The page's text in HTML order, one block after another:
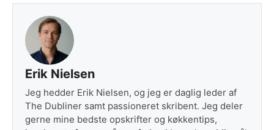
Erik Nielsen
Jeg hedder Erik Nielsen, og jeg er daglig leder af
The Dubliner samt passioneret skribent. Jeg deler
gerne mine bedste opskrifter og køkkentips,